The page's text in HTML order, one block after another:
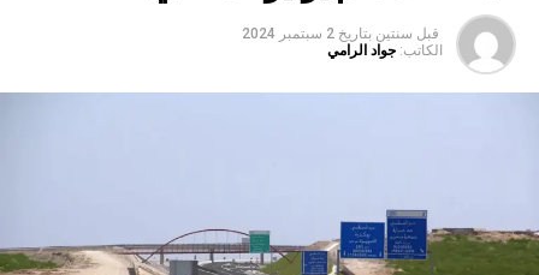
قبل سنتين بتاريخ 2 سبتمبر 2024
الكاتب: جواد الرامي